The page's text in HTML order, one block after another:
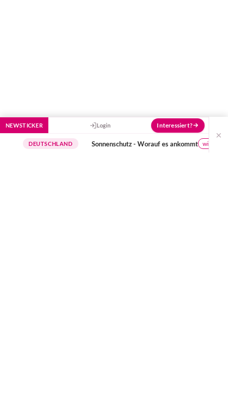
NEWSTICKER
DEUTSCHLAND Sonnenschutz - Worauf es ankommt wichtige
Login Interessiert?
×